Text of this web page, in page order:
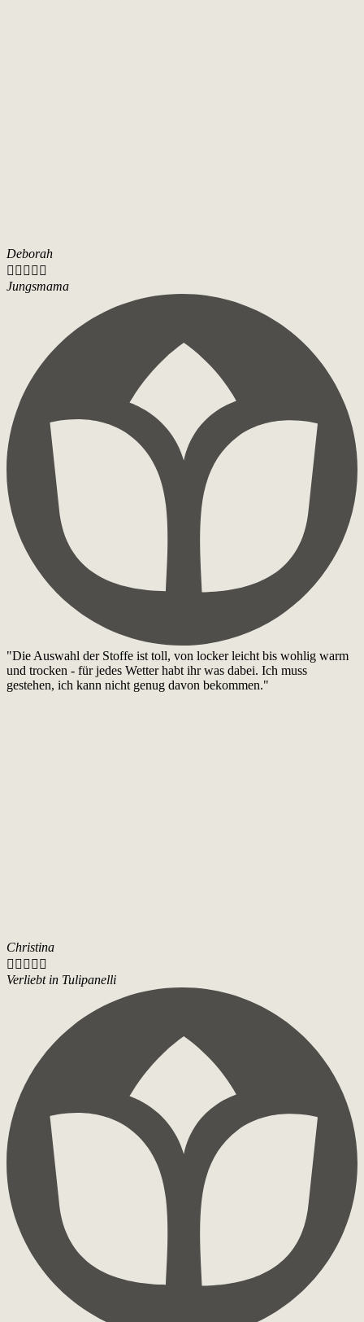
Deborah
    
Jungsmama
"Die Auswahl der Stoffe ist toll, von locker leicht bis wohlig warm
und trocken - für jedes Wetter habt ihr was dabei. Ich muss
gestehen, ich kann nicht genug davon bekommen."
Christina
    
Verliebt in Tulipanelli